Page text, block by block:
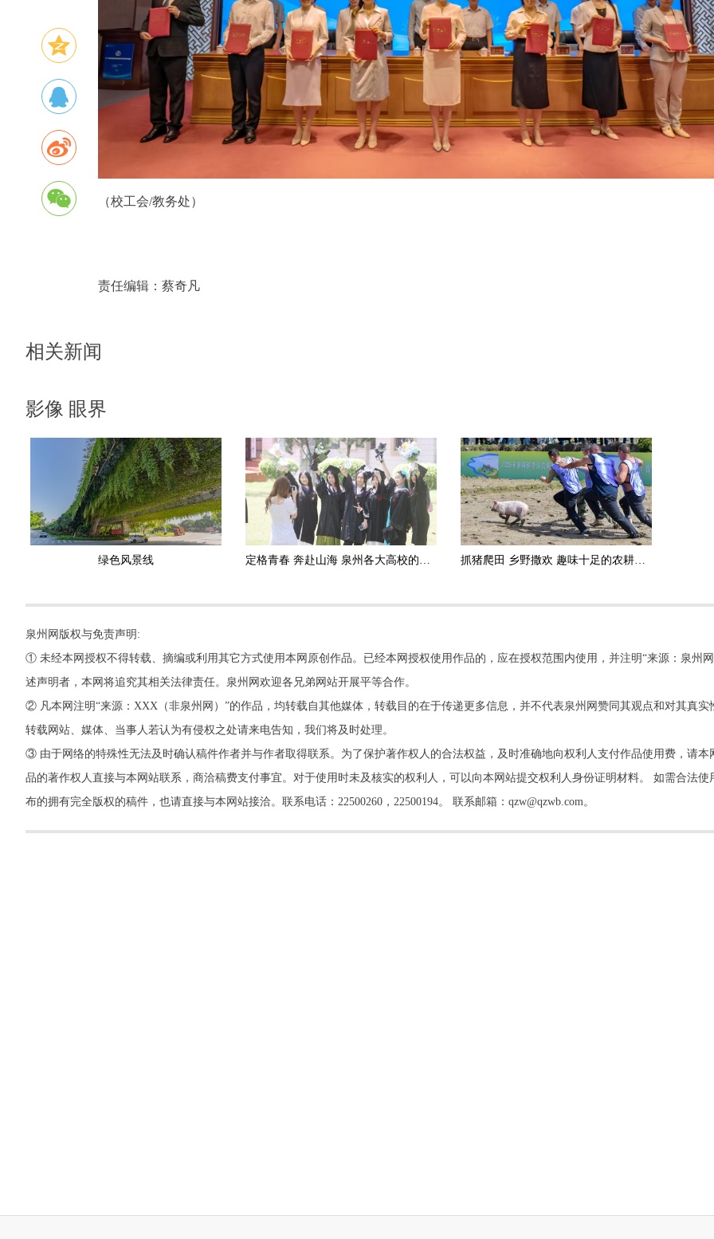
（校工会/教务处）
责任编辑： 蔡奇凡
相关新闻
影像 眼界
绿色风景线 定格青春 奔赴山海 泉州各大高校的毕业生们以独特创意“致青春” 抓猪爬田 乡野撒欢 趣味十足的农耕民俗活动在德化火热开启
泉州网版权与免责声明:
① 未经本网授权不得转载、摘编或利用其它方式使用本网原创作品。已经本网授权使用作品的，应在授权范围内使用，并注明“来源：泉州
述声明者，本网将追究其相关法律责任。泉州网欢迎各兄弟网站开展平等合作。
② 凡本网注明“来源：XXX（非泉州网）”的作品，均转载自其他媒体，转载目的在于传递更多信息，并不代表泉州网赞同其观点和对其真实
转载网站、媒体、当事人若认为有侵权之处请来电告知，我们将及时处理。
③ 由于网络的特殊性无法及时确认稿件作者并与作者取得联系。为了保护著作权人的合法权益，及时准确地向权利人支付作品使用费，请本
品的著作权人直接与本网站联系，商洽稿费支付事宜。对于使用时未及核实的权利人，可以向本网站提交权利人身份证明材料。 如需合法使
布的拥有完全版权的稿件，也请直接与本网站接洽。联系电话：22500260，22500194。 联系邮箱：qzw@qzwb.com。